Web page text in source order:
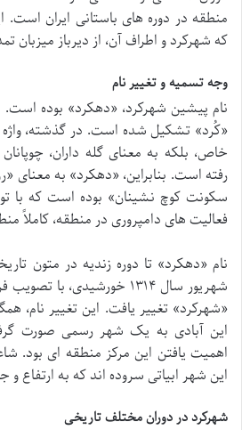
منطقه در دوره های باستانی ایران
که شهرکرد و اطراف آن، از دیرباز
وجه تسمیه و تغییر نام
نام پیشین شهرکرد، «دهکرد» بوده
«کُرد» تشکیل شده است. در گذشته، واژه
خاص، بلکه به معنای گله داران،
رفته است. بنابراین، «دهکرد» به معنای
سکونت کوچ نشینان» بوده است که با
فعالیت های دامپروری در منطقه، کاملاً
نام «دهکرد» تا دوره زندیه در متون
شهریور سال ۱۳۱۴ خورشیدی،
«شهرکرد» تغییر یافت. این تغییر نام،
این آبادی به یک شهر رسمی صورت
اهمیت یافتن این مرکز منطقه ای بود.
این شهر ابیاتی سروده اند که به ارتفاع و
شهرکرد در دوران مختلف تاریخی